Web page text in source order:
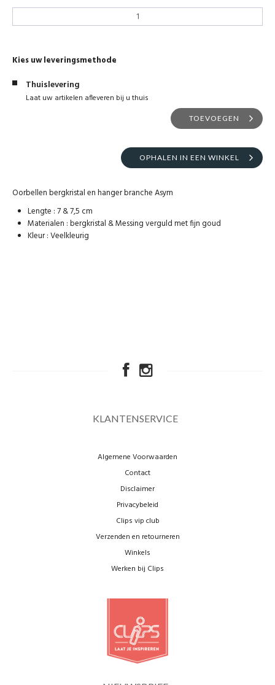
Kies uw leveringsmethode
Thuislevering
Laat uw artikelen afleveren bij u thuis
TOEVOEGEN
OPHALEN IN EEN WINKEL
Oorbellen bergkristal en hanger branche Asym
Lengte : 7 & 7,5 cm
Materialen : bergkristal & Messing verguld met fijn goud
Kleur : Veelkleurig
KLANTENSERVICE
Algemene Voorwaarden
Contact
Disclaimer
Privacybeleid
Clips vip club
Verzenden en retourneren
Winkels
Werken bij Clips